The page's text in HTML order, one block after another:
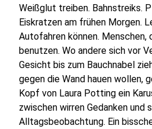
Weißglut treiben. Bahnstreiks.
Eiskratzen am frühen Morgen.
Autofahren können.
benutzen. Wo andere sich vor
Gesicht bis zum Bauchnabel
gegen die Wand hauen wollen,
Kopf von Laura Potting ein
zwischen wirren Gedanken und
Alltagsbeobachtung. Ein